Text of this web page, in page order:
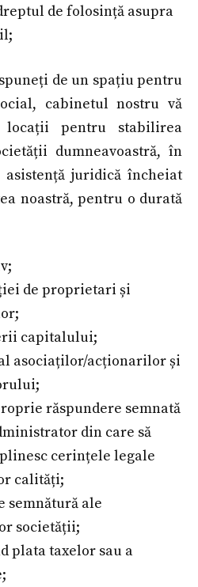
de folosință asupra
de un spațiu pentru
cabinetul nostru vă
pentru stabilirea
dumneavoastră, în
juridică încheiat
noastră, pentru o durată
de proprietari și
capitalului;
asociaților/acționarilor și
răspundere semnată
din care să
cerințele legale
calități;
semnătură ale
societății;
plata taxelor sau a